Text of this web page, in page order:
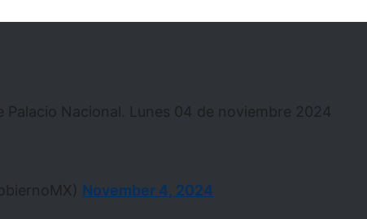
Palacio Nacional. Lunes 04 de noviembre 2024
November 4, 2024